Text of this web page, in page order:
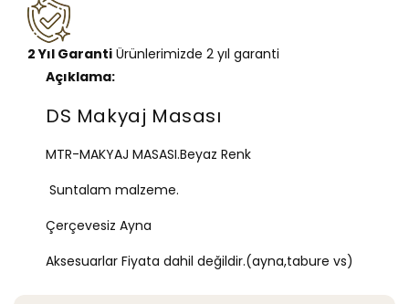
2 Yıl Garanti Ürünlerimizde 2 yıl garanti
Açıklama:
DS Makyaj Masası
MTR-MAKYAJ MASASI.Beyaz Renk
Suntalam malzeme.
Çerçevesiz Ayna
Aksesuarlar Fiyata dahil değildir.(ayna,tabure vs)